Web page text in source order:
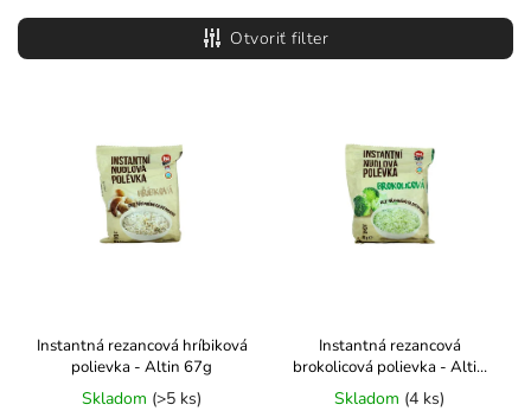
Najlacnejšie
Najdrahšie
Otvoriť filter
Instantná rezancová hríbiková
polievka - Altin 67g
Skladom (>5 ks)
Instantná rezancová
brokolicová polievka - Altin
67g
Skladom (4 ks)